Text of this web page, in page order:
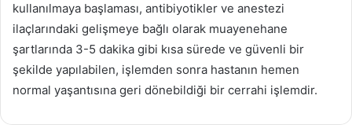
kullanılmaya başlaması, antibiyotikler ve anestezi
ilaçlarındaki gelişmeye bağlı olarak muayenehane
şartlarında 3-5 dakika gibi kısa sürede ve güvenli bir
şekilde yapılabilen, işlemden sonra hastanın hemen
normal yaşantısına geri dönebildiği bir cerrahi işlemdir.